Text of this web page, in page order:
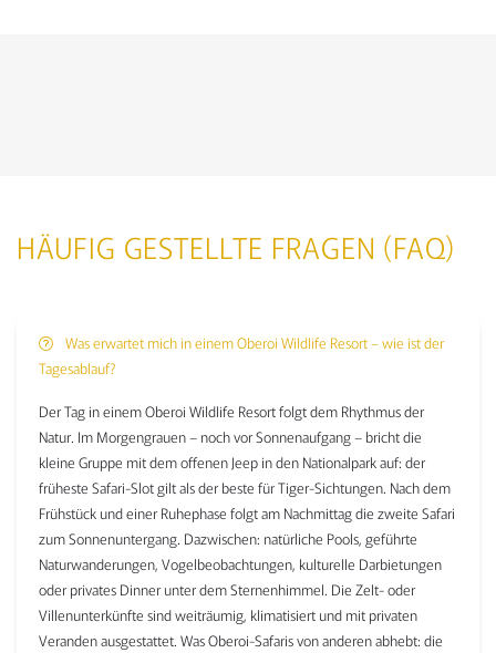
HÄUFIG GESTELLTE FRAGEN (FAQ)
Was erwartet mich in einem Oberoi Wildlife Resort – wie ist der
Tagesablauf?
Der Tag in einem Oberoi Wildlife Resort folgt dem Rhythmus der
Natur. Im Morgengrauen – noch vor Sonnenaufgang – bricht die
kleine Gruppe mit dem offenen Jeep in den Nationalpark auf: der
früheste Safari-Slot gilt als der beste für Tiger-Sichtungen. Nach dem
Frühstück und einer Ruhephase folgt am Nachmittag die zweite Safari
zum Sonnenuntergang. Dazwischen: natürliche Pools, geführte
Naturwanderungen, Vogelbeobachtungen, kulturelle Darbietungen
oder privates Dinner unter dem Sternenhimmel. Die Zelt- oder
Villenunterkünfte sind weiträumig, klimatisiert und mit privaten
Veranden ausgestattet. Was Oberoi-Safaris von anderen abhebt: die